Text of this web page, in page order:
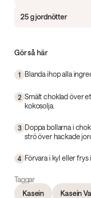
25 g jordnötter
Gör så här
1 Blanda ihop alla
2 Smält choklad över
kokosolja.
3 Doppa bollarna i
strö över hackade
4 Förvara i kyl eller frys
Taggar
Kasein
Kasein